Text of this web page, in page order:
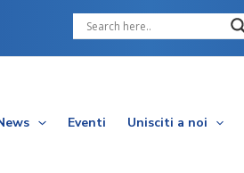
Eventi Unisciti a noi